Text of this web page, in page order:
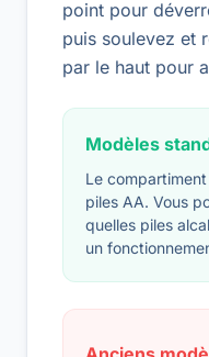
point pour
puis soulevez et
par le haut pour
Modèles
Le
piles AA. Vous
quelles piles
un